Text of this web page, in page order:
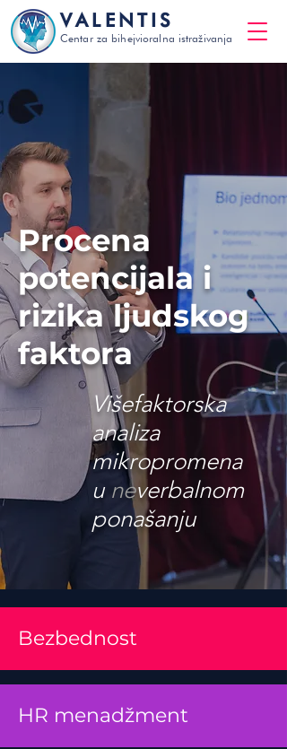
VALENTIS
Centar za bihejvioralna istraživanja
Procena
potencijala i
rizika ljudskog
faktora
Višefaktorska
analiza
mikropromena
u neverbalnom
ponašanju
Bezbednost
HR menadžment